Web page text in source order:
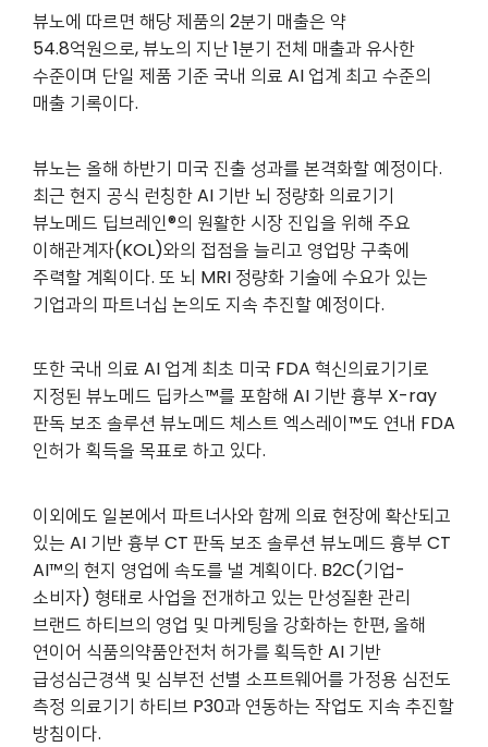
뷰노에 따르면 해당 제품의 2분기 매출은 약
54.8억원으로, 뷰노의 지난 1분기 전체 매출과 유사한
수준이며 단일 제품 기준 국내 의료 AI 업계 최고 수준의
매출 기록이다.
뷰노는 올해 하반기 미국 진출 성과를 본격화할 예정이다.
최근 현지 공식 런칭한 AI 기반 뇌 정량화 의료기기
뷰노메드 딥브레인®의 원활한 시장 진입을 위해 주요
이해관계자(KOL)와의 접점을 늘리고 영업망 구축에
주력할 계획이다. 또 뇌 MRI 정량화 기술에 수요가 있는
기업과의 파트너십 논의도 지속 추진할 예정이다.
또한 국내 의료 AI 업계 최초 미국 FDA 혁신의료기기로
지정된 뷰노메드 딥카스™를 포함해 AI 기반 흉부 X-ray
판독 보조 솔루션 뷰노메드 체스트 엑스레이™도 연내 FDA
인허가 획득을 목표로 하고 있다.
이외에도 일본에서 파트너사와 함께 의료 현장에 확산되고
있는 AI 기반 흉부 CT 판독 보조 솔루션 뷰노메드 흉부 CT
AI™의 현지 영업에 속도를 낼 계획이다. B2C(기업-
소비자) 형태로 사업을 전개하고 있는 만성질환 관리
브랜드 하티브의 영업 및 마케팅을 강화하는 한편, 올해
연이어 식품의약품안전처 허가를 획득한 AI 기반
급성심근경색 및 심부전 선별 소프트웨어를 가정용 심전도
측정 의료기기 하티브 P30과 연동하는 작업도 지속 추진할
방침이다.